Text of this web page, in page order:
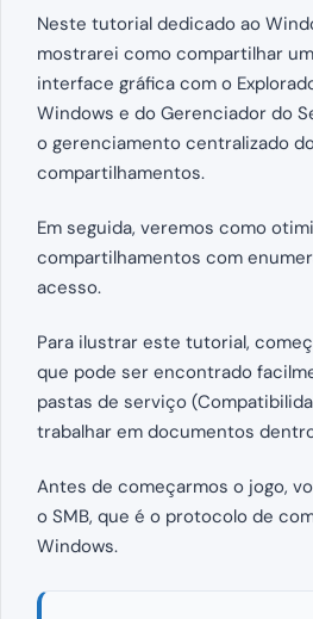
Neste tutorial dedicado ao
mostrarei como compartilhar
interface gráfica com o
Windows e do Gerenciador do
o gerenciamento centralizado
compartilhamentos.
Em seguida, veremos como
compartilhamentos com
acesso.
Para ilustrar este tutorial,
que pode ser encontrado
pastas de serviço
trabalhar em documentos
Antes de começarmos o jogo,
o SMB, que é o protocolo de
Windows.